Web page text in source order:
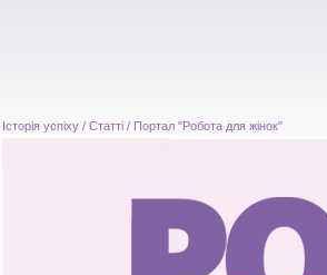
Історія успіху / Статті / Портал "Робота для жінок"